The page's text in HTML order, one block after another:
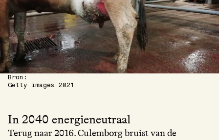
Bron:
Getty images 2021
In 2040 energieneutraal
Terug naar 2016. Culemborg bruist van de